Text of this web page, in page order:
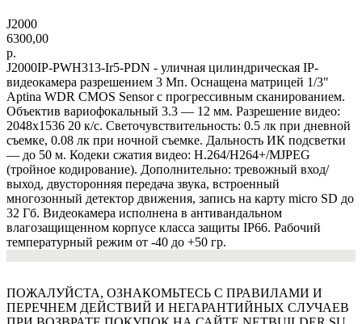
J2000
6300,00
р.
J2000IP-PWH313-Ir5-PDN - уличная цилиндрическая IP-
видеокамера разрешением 3 Мп. Оснащена матрицей 1/3"
Aptina WDR CMOS Sensor с прогрессивным сканированием.
Объектив вариофокальный 3.3 — 12 мм. Разрешение видео:
2048x1536 20 к/с. Светочувствительность: 0.5 лк при дневной
съемке, 0.08 лк при ночной съемке. Дальность ИК подсветки
— до 50 м. Кодеки сжатия видео: H.264/H264+/MJPEG
(тройное кодирование). Дополнительно: тревожный вход/
выход, двусторонняя передача звука, встроенный
многозонный детектор движения, запись на карту micro SD до
32 Гб. Видеокамера исполнена в антивандальном
влагозащищенном корпусе класса защиты IP66. Рабочий
температурный режим от -40 до +50 гр.
ПОЖАЛУЙСТА, ОЗНАКОМЬТЕСЬ С ПРАВИЛАМИ И
ПЕРЕЧНЕМ ДЕЙСТВИЙ И НЕГАРАНТИЙНЫХ СЛУЧАЕВ